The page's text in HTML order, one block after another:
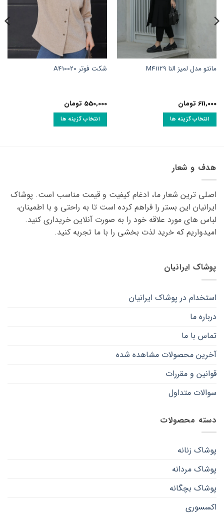
مانتو مدل لمیز النا M41129
611,000 تومان
انتخاب گزینه ها
انواع
مختلفی
می
باشد.
گزینه
ها
ممکن
است
محصول
انتخاب
شکت فوتر A410020
550,000 تومان
انتخاب گزینه ها
باشد.
گزینه
ممکن
است
هدف و شعار
اصلی ترین شعار ما، ادغام کیفیت و قیمت مناسب است. پوشاک
ایرانیان این بستر را فراهم کرده است تا به راحتی و با اطمینان،
لباس های مورد علاقه ‌خود را به صورت آنلاین خریداری کنید.
امیدواریم که خرید لذت ‌بخشی را با ما تجربه کنید.
پوشاک ایرانیان
استخدام در پوشاک ایرانیان
درباره ما
تماس با ما
آخرین محصولات مشاهده شده
قوانین و مقررات
سوالات متداول
دسته محصولات
پوشاک زنانه
پوشاک مردانه
پوشاک بچگانه
اکسسوری